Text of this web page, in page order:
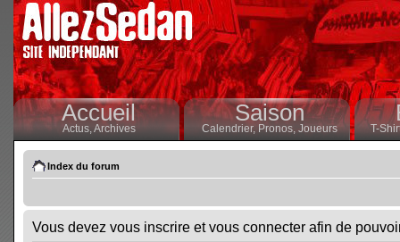
Accueil
Actus,Archives
Saison
Calendrier,Pronos, Joueurs T-
Index du forum
Vous devez vous inscrire et vous connecter afin de